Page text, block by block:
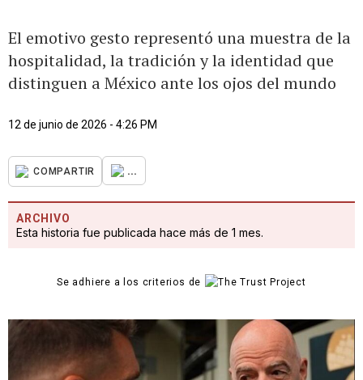
El emotivo gesto representó una muestra de la
hospitalidad, la tradición y la identidad que
distinguen a México ante los ojos del mundo
12 de junio de 2026 - 4:26 PM
COMPARTIR ...
ARCHIVO
Esta historia fue publicada hace más de 1 mes.
Se adhiere a los criterios de